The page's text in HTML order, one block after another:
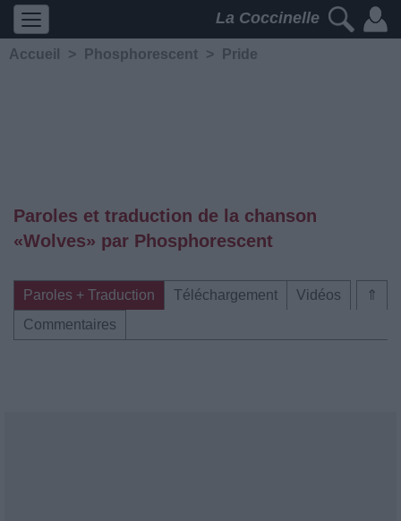
La Coccinelle
Accueil > Phosphorescent > Pride
Paroles et traduction de la chanson
«Wolves» par Phosphorescent
⇑
Paroles + Traduction Téléchargement
Vidéos
Commentaires